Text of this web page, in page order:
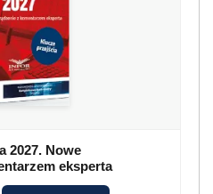
2027. Nowe
eksperta